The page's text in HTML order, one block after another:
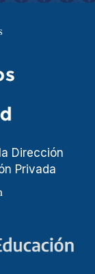
Dirección
Privada